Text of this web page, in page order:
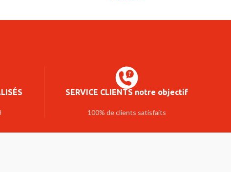
SERVICE CLIENTS notre objectif
100% de clients satisfaits